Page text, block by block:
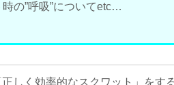
時の”呼吸”についてetc…
正しく効率的なスクワット」をす